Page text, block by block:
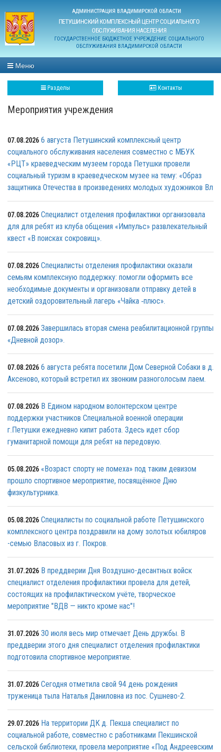
АДМИНИСТРАЦИЯ ВЛАДИМИРСКОЙ ОБЛАСТИ
ПЕТУШИНСКИЙ КОМПЛЕКСНЫЙ ЦЕНТР СОЦИАЛЬНОГО
ОБСЛУЖИВАНИЯ НАСЕЛЕНИЯ
ГОСУДАРСТВЕННОЕ БЮДЖЕТНОЕ УЧРЕЖДЕНИЕ СОЦИАЛЬНОГО
ОБСЛУЖИВАНИЯ ВЛАДИМИРСКОЙ ОБЛАСТИ
Меню
Разделы Контакты
Мероприятия учреждения
07.08.2026 6 августа Петушинский комплексный центр
социального обслуживания населения совместно с МБУК
«РЦТ» краеведческим музеем города Петушки провели
социальный туризм в краеведческом музее на тему: «Образ
защитника Отечества в произведениях молодых художников Вл
07.08.2026 Специалист отделения профилактики организовала
для для ребят из клуба общения «Импульс» развлекательный
квест «В поисках сокровищ».
07.08.2026 Специалисты отделения профилактики оказали
семьям комплексную поддержку: помогли оформить все
необходимые документы и организовали отправку детей в
детский оздоровительный лагерь «Чайка ‑плюс».
07.08.2026 Завершилась вторая смена реабилитационной группы
«Дневной дозор».
07.08.2026 6 августа ребята посетили Дом Северной Собаки в д.
Аксеново, который встретил их звонким разноголосым лаем.
07.08.2026 В Едином народном волонтерском центре
поддержки участников Специальной военной операции
г.Петушки ежедневно кипит работа. Здесь идет сбор
гуманитарной помощи для ребят на передовую.
05.08.2026 «Возраст спорту не помеха» под таким девизом
прошло спортивное мероприятие, посвящённое Дню
физкультурника.
05.08.2026 Специалисты по социальной работе Петушинского
комплексного центра поздравили на дому золотых юбиляров
-семью Власовых из г. Покров.
31.07.2026 В преддверии Дня Воздушно-десантных войск
специалист отделения профилактики провела для детей,
состоящих на профилактическом учёте, творческое
мероприятие "ВДВ — никто кроме нас"!
31.07.2026 30 июля весь мир отмечает День дружбы. В
преддверии этого дня специалист отделения профилактики
подготовила спортивное мероприятие.
31.07.2026 Сегодня отметила свой 94 день рождения
труженица тыла Наталья Даниловна из пос. Сушнево-2.
29.07.2026 На территории ДК д. Пекша специалист по
социальной работе, совместно с работниками Пекшинской
сельской библиотеки, провела мероприятие «Под Андреевским